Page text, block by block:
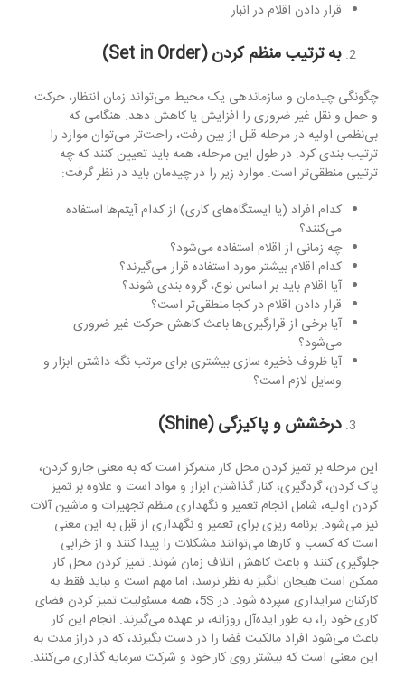
قرار دادن اقلام در انبار
به ترتیب منظم کردن (Set in Order
)
چگونگی چیدمان و سازماندهی یک محیط می‌تواند زمان انتظار، حرکت
و حمل و نقل غیر ضروری را افزایش یا کاهش دهد. هنگامی که
بی‌نظمی اولیه در مرحله قبل از بین رفت، راحت‌تر می‌توان موارد را
ترتیب بندی کرد. در طول این مرحله، همه باید تعیین کنند که چه
ترتیبی منطقی‌تر است. موارد زیر را در چیدمان باید در نظر گرفت:
کدام افراد (یا ایستگاه‌های کاری) از کدام آیتم‌ها استفاده
می‌کنند؟
چه زمانی از اقلام استفاده می‌شود؟
کدام اقلام بیشتر مورد استفاده قرار می‌گیرند؟
آیا اقلام باید بر اساس نوع، گروه بندی شوند؟
قرار دادن اقلام در کجا منطقی‌تر است؟
آیا برخی از قرارگیری‌ها باعث کاهش حرکت غیر ضروری
می‌شود؟
آیا ظروف ذخیره سازی بیشتری برای مرتب نگه داشتن ابزار و
وسایل لازم است؟
درخشش و پاکیزگی (Shine
)
این مرحله بر تمیز کردن محل کار متمرکز است که به معنی جارو کردن،
پاک کردن، گردگیری، کنار گذاشتن ابزار و مواد است و علاوه بر تمیز
کردن اولیه، شامل انجام تعمیر و نگهداری منظم تجهیزات و ماشین آلات
نیز می‌شود. برنامه ریزی برای تعمیر و نگهداری از قبل به این معنی
است که کسب و کارها می‌توانند مشکلات را پیدا کنند و از خرابی
جلوگیری کنند و باعث کاهش اتلاف زمان شوند. تمیز کردن محل کار
ممکن است هیجان انگیز به نظر نرسد، اما مهم است و نباید فقط به
کارکنان سرایداری سپرده شود. در 5S، همه مسئولیت تمیز کردن فضای
کاری خود را، به طور ایده‌آل روزانه، بر عهده می‌گیرند. انجام این کار
باعث می‌شود افراد مالکیت فضا را در دست بگیرند، که در دراز مدت به
این معنی است که بیشتر روی کار خود و شرکت سرمایه گذاری می‌کنند.